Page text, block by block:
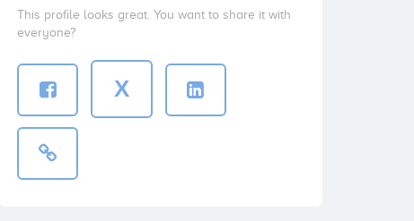
This profile looks great. You want to share it with
everyone?
X